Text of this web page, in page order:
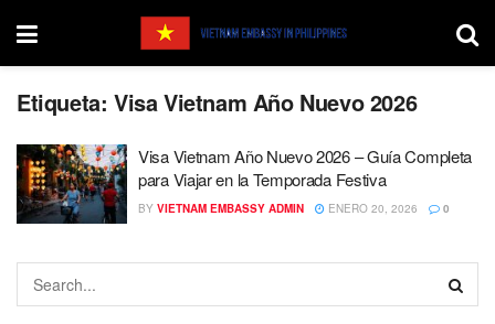
Etiqueta: Visa Vietnam Año Nuevo 2026
Visa Vietnam Año Nuevo 2026 – Guía Completa
para Viajar en la Temporada Festiva
BY VIETNAM EMBASSY ADMIN ENERO 20, 2026 0